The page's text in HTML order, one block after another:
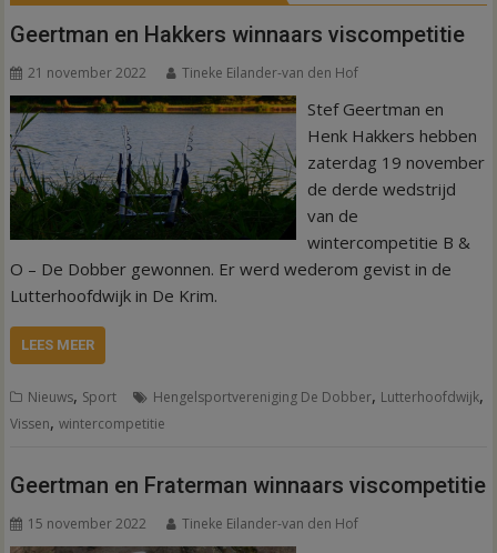
Geertman en Hakkers winnaars viscompetitie
21 november 2022 Tineke Eilander-van den Hof
Stef Geertman en
Henk Hakkers hebben
zaterdag 19 november
de derde wedstrijd
van de
wintercompetitie B &
O – De Dobber gewonnen. Er werd wederom gevist in de
Lutterhoofdwijk in De Krim.
LEES MEER
Nieuws, Sport Hengelsportvereniging De Dobber, Lutterhoofdwijk,
Vissen,wintercompetitie
Geertman en Fraterman winnaars viscompetitie
15 november 2022 Tineke Eilander-van den Hof